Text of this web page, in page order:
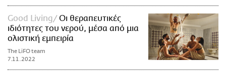
Good Living
Οι θεραπευτικές
ιδιότητες του νερού, μέσα από μια
ολιστική εμπειρία
The LiFO team
7.11.2022